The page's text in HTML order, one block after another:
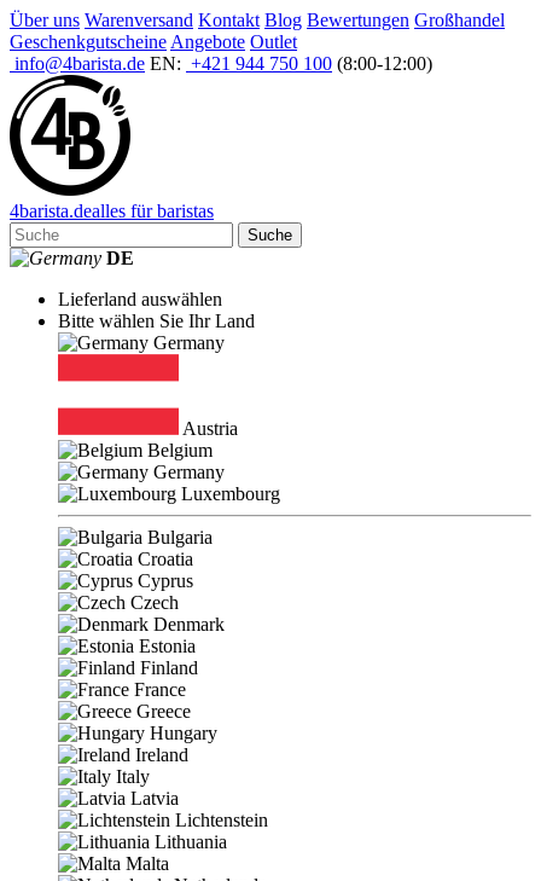
Über uns Warenversand Kontakt Blog Bewertungen Großhandel
Geschenkgutscheine Angebote Outlet
info@4barista.de EN: +421 944 750 100 (8:00-12:00)
4barista.dealles für baristas
Suche
DE
Lieferland auswählen
Bitte wählen Sie Ihr Land
Germany
Austria
Belgium
Germany
Luxembourg
Bulgaria
Croatia
Cyprus
Czech
Denmark
Estonia
Finland
France
Greece
Hungary
Ireland
Italy
Latvia
Lichtenstein
Lithuania
Malta